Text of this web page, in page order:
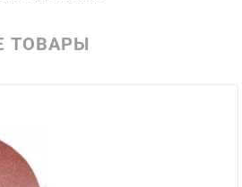
ТОВАРЫ